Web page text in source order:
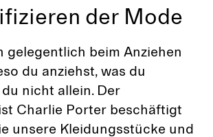
der Mode
gelegentlich beim Anziehen
du anziehst, was du
nicht allein. Der
Charlie Porter beschäftigt
unsere Kleidungsstücke und